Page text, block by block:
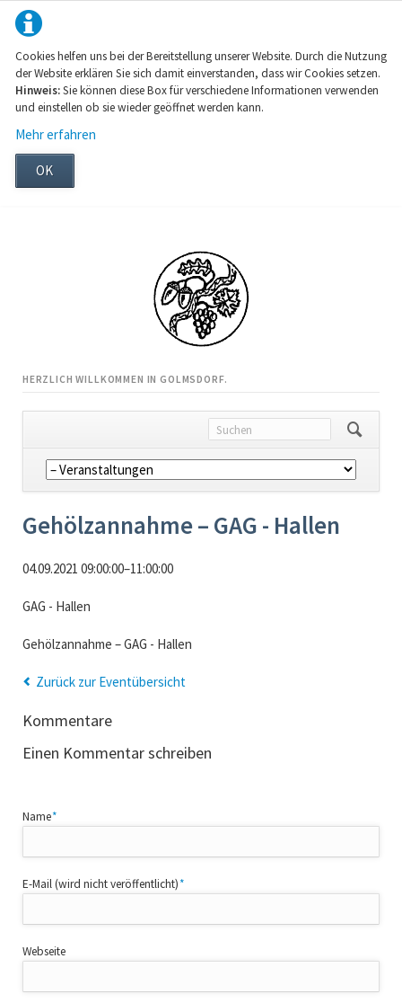
Cookies helfen uns bei der Bereitstellung unserer Website. Durch die Nutzung
der Website erklären Sie sich damit einverstanden, dass wir Cookies setzen.
Hinweis:Sie können diese Box für verschiedene Informationen verwenden
und einstellen ob sie wieder geöffnet werden kann.
Mehr erfahren
OK
HERZLICH WILLKOMMEN IN GOLMSDORF.
Navigation
überspringen
Gehölzannahme – GAG - Hallen
04.09.2021 09:00:00–11:00:00
GAG - Hallen
Gehölzannahme – GAG - Hallen
Zurück zur Eventübersicht
Kommentare
Einen Kommentar schreiben
Pflichtfeld
Name*
Pflichtfeld
E-Mail (wird nicht veröffentlicht)*
Webseite